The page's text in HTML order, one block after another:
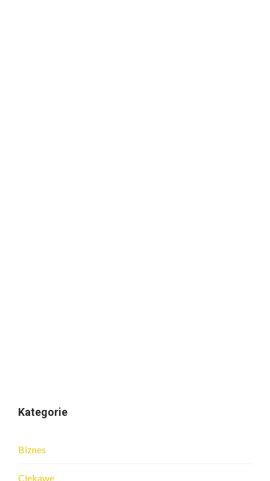
Kategorie
Biznes
Ciekawe